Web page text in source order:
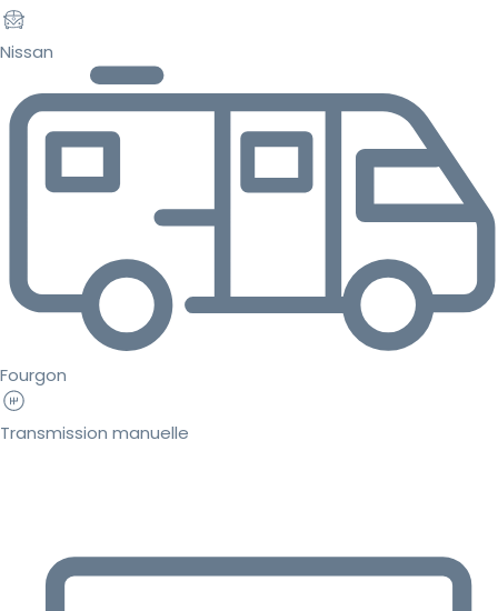
Nissan
Fourgon
Transmission manuelle